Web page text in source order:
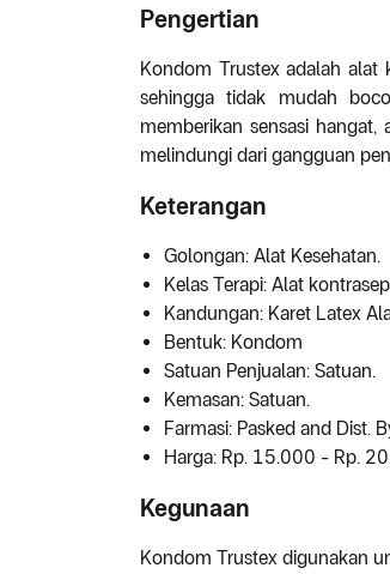
Pengertian
Kondom Trustex adalah alat
sehingga tidak mudah
memberikan sensasi
melindungi dari gangguan
Keterangan
Golongan: Alat Kesehatan.
Kelas Terapi: Alat
Kandungan: Karet Latex
Bentuk: Kondom
Satuan Penjualan: Satuan.
Kemasan: Satuan.
Farmasi: Pasked and Dist.
Harga: Rp. 15.000 - Rp.
Kegunaan
Kondom Trustex digunakan